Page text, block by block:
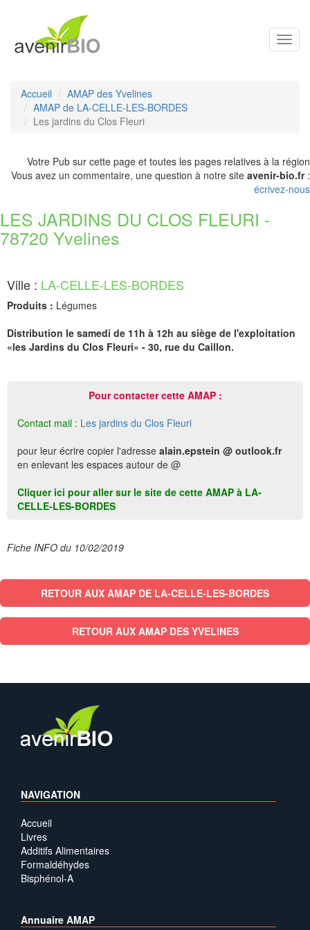
Accueil
AMAP des Yvelines
AMAP de LA-CELLE-LES-BORDES
Les jardins du Clos Fleuri
Votre Pub sur cette page et toutes les pages relatives à la région
Vous avez un commentaire, une question à notre site avenir-bio.fr:
écrivez-nous
LES JARDINS DU CLOS FLEURI -
78720 Yvelines
Ville : LA-CELLE-LES-BORDES
Produits : Légumes
Distribution le samedi de 11h à 12h au siège de l'exploitation
«les Jardins du Clos Fleuri» - 30, rue du Caillon.
Pour contacter cette AMAP :
Contact mail : Les jardins du Clos Fleuri
pour leur écrire copier l'adresse alain.epstein @ outlook.fr
en enlevant les espaces autour de @
Cliquer ici pour aller sur le site de cette AMAP à LA-
CELLE-LES-BORDES
Fiche INFO du 10/02/2019
RETOUR AUX AMAP DE LA-CELLE-LES-BORDES
RETOUR AUX AMAP DES YVELINES
NAVIGATION
Accueil
Livres
Additifs Alimentaires
Formaldéhydes
Bisphénol-A
Annuaire AMAP